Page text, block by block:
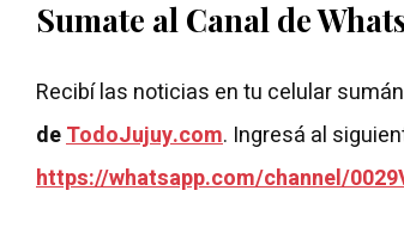
Sumate al Canal de
Recibí las noticias en tu celular
deTodoJujuy.com. Ingresá al
https://whatsapp.com/channel/